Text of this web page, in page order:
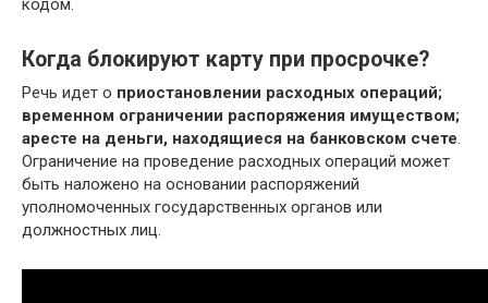
кодом.
Когда блокируют карту при просрочке?
Речь идет о приостановлении расходных операций;
временном ограничении распоряжения имуществом;
аресте на деньги, находящиеся на банковском счете.
Ограничение на проведение расходных операций может
быть наложено на основании распоряжений
уполномоченных государственных органов или
должностных лиц.